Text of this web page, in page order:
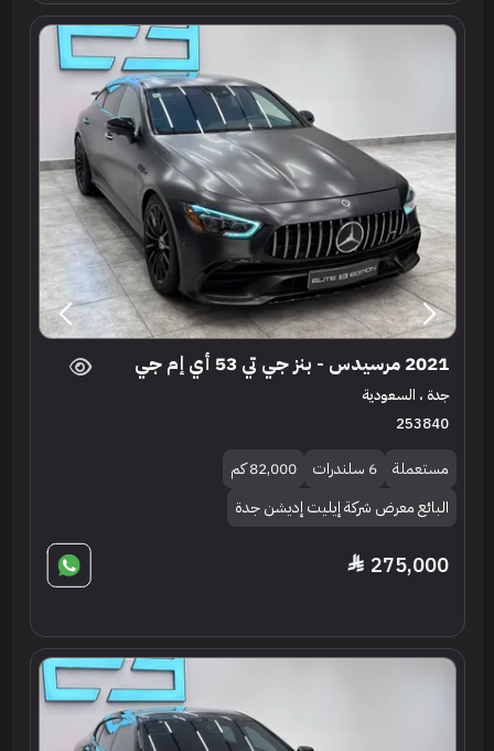
2021 مرسيدس - بنز جي تي 53 أي إم جي
جدة ، السعودية
253840
مستعملة 6 سلندرات
82,000 كم
البائع معرض شركة إيليت إديشن جدة
275,000